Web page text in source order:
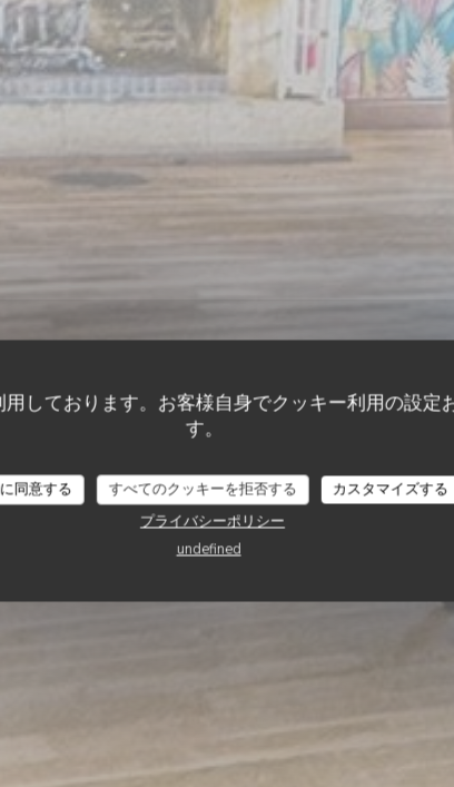
しております。お客様自身でクッキー利用の設定
す。
同意する すべてのクッキーを拒否する
カスタマイズする
プライバシーポリシー
undefined
ダンな料理と本物のビストロ•
jardin des